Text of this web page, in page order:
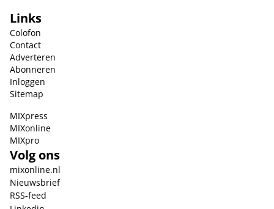
Links
Colofon
Contact
Adverteren
Abonneren
Inloggen
Sitemap
MIXpress
MIXonline
MIXpro
Volg ons
mixonline.nl
Nieuwsbrief
RSS-feed